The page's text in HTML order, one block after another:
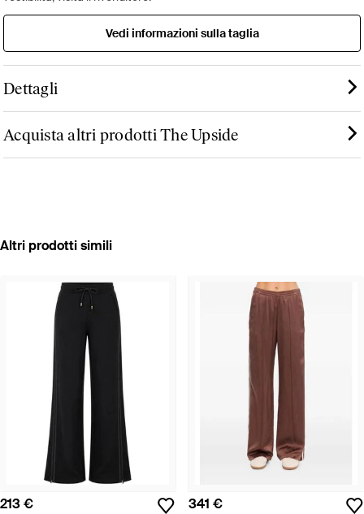
Vedi informazioni sulla taglia
Dettagli
Acquista altri prodotti The Upside
Altri prodotti simili
213 € 341 €